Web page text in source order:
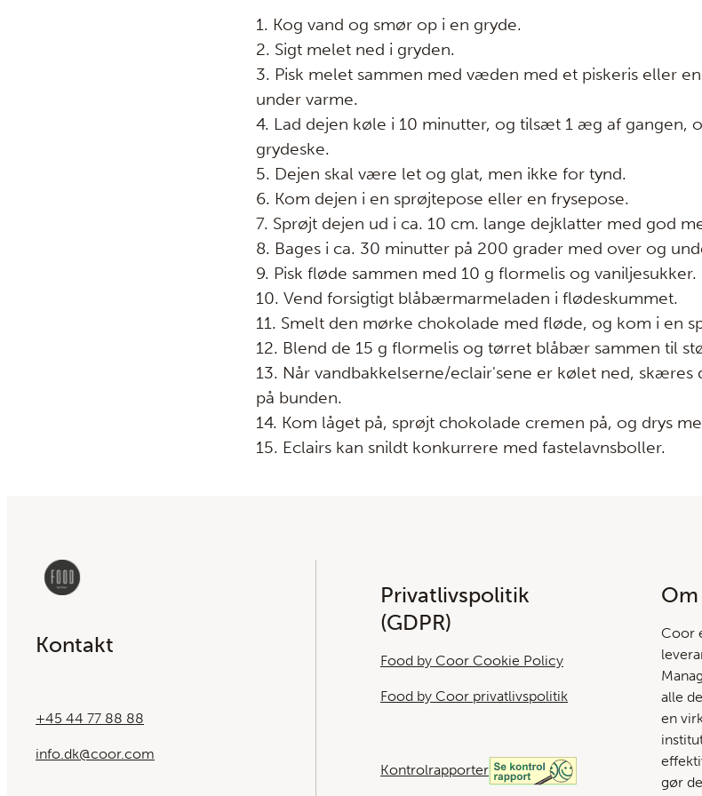
1. Kog vand og smør op i en gryde.
2. Sigt melet ned i gryden.
3. Pisk melet sammen med væden med et piskeris eller
under varme.
4. Lad dejen køle i 10 minutter, og tilsæt 1 æg af gangen,
grydeske.
5. Dejen skal være let og glat, men ikke for tynd.
6. Kom dejen i en sprøjtepose eller en frysepose.
7. Sprøjt dejen ud i ca. 10 cm. lange dejklatter med god
8. Bages i ca. 30 minutter på 200 grader med over og
9. Pisk fløde sammen med 10 g flormelis og vaniljesukker.
10. Vend forsigtigt blåbærmarmeladen i flødeskummet.
11. Smelt den mørke chokolade med fløde, og kom i en
12. Blend de 15 g flormelis og tørret blåbær sammen til
13. Når vandbakkelserne/eclair'sene er kølet ned, skæres
på bunden.
14. Kom låget på, sprøjt chokolade cremen på, og drys
15. Eclairs kan snildt konkurrere med fastelavnsboller.
Kontakt
+45 44 77 88 88
info.dk@coor.com
Privatlivspolitik
(GDPR)
Food by Coor Cookie Policy
Food by Coor privatlivspolitik
Kontrolrapporter
Coor
alle
en
gør